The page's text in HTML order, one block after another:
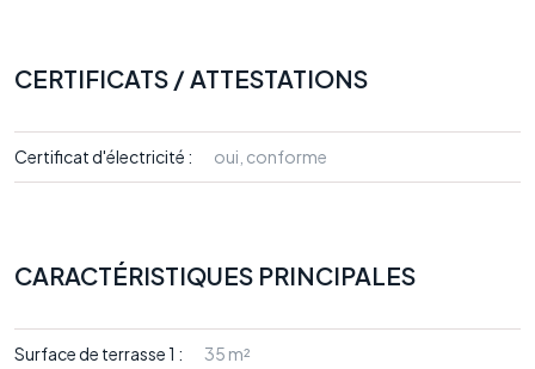
CERTIFICATS / ATTESTATIONS
Certificat d'électricité : oui, conforme
CARACTÉRISTIQUES PRINCIPALES
Surface de terrasse 1 : 35 m²